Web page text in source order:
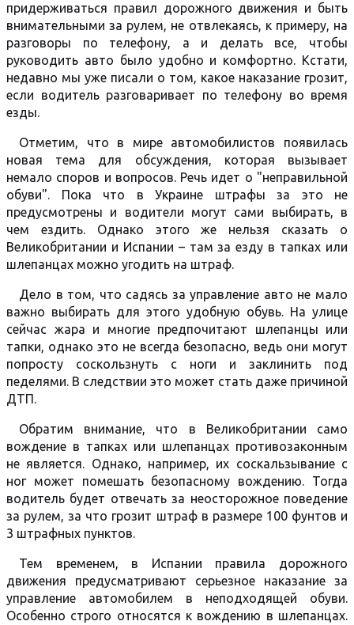
придерживаться правил дорожного движения и быть
внимательными за рулем, не отвлекаясь, к примеру, на
разговоры по телефону, а и делать все, чтобы
руководить авто было удобно и комфортно. Кстати,
недавно мы уже писали о том, какое наказание грозит,
если водитель разговаривает по телефону во время
езды.
Отметим, что в мире автомобилистов появилась
новая тема для обсуждения, которая вызывает
немало споров и вопросов. Речь идет о "неправильной
обуви". Пока что в Украине штрафы за это не
предусмотрены и водители могут сами выбирать, в
чем ездить. Однако этого же нельзя сказать о
Великобритании и Испании – там за езду в тапках или
шлепанцах можно угодить на штраф.
Дело в том, что садясь за управление авто не мало
важно выбирать для этого удобную обувь. На улице
сейчас жара и многие предпочитают шлепанцы или
тапки, однако это не всегда безопасно, ведь они могут
попросту соскользнуть с ноги и заклинить под
педелями. В следствии это может стать даже причиной
ДТП.
Обратим внимание, что в Великобритании само
вождение в тапках или шлепанцах противозаконным
не является. Однако, например, их соскальзывание с
ног может помешать безопасному вождению. Тогда
водитель будет отвечать за неосторожное поведение
за рулем, за что грозит штраф в размере 100 фунтов и
3 штрафных пунктов.
Тем временем, в Испании правила дорожного
движения предусматривают серьезное наказание за
управление автомобилем в неподходящей обуви.
Особенно строго относятся к вождению в шлепанцах.